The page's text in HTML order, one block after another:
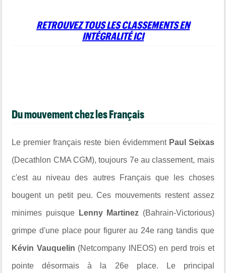
RETROUVEZ TOUS LES CLASSEMENTS EN
INTÉGRALITÉ ICI
Du mouvement chez les Français
Le premier français reste bien évidemment Paul Seixas
(Decathlon CMA CGM), toujours 7e au classement, mais
c'est au niveau des autres Français que les choses
bougent un petit peu. Ces mouvements restent assez
minimes puisque Lenny Martinez (Bahrain-Victorious)
grimpe d'une place pour figurer au 24e rang tandis que
Kévin Vauquelin (Netcompany INEOS) en perd trois et
pointe désormais à la 26e place. Le principal